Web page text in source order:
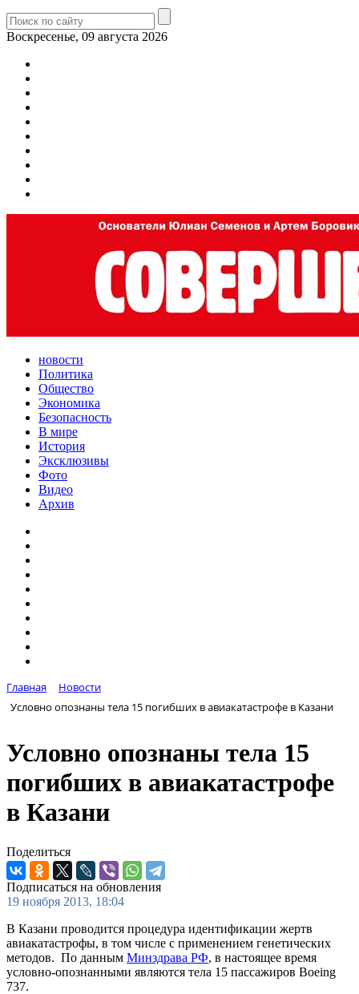
Воскресенье, 09 августа 2026
новости
Политика
Общество
Экономика
Безопасность
В мире
История
Эксклюзивы
Фото
Видео
Архив
Главная
Новости
Условно опознаны тела 15 погибших в авиакатастрофе в Казани
Условно опознаны тела 15
погибших в авиакатастрофе
в Казани
Поделиться
Подписаться на обновления
19 ноября 2013, 18:04
В Казани проводится процедура идентификации жертв
авиакатастрофы, в том числе с применением генетических
методов. По данным Минздрава РФ, в настоящее время
условно-опознанными являются тела 15 пассажиров Boeing
737.